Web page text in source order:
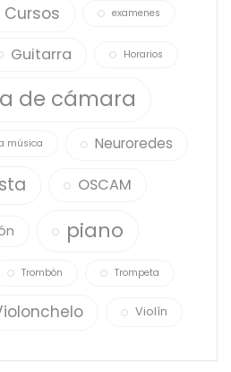
Cursos examenes
Guitarra Horarios
de cámara
música Neuroredes
OSCAM
piano
Trombón Trompeta
Violín